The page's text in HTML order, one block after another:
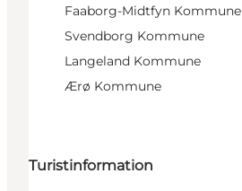
Faaborg-Midtfyn Kommune
Svendborg Kommune
Langeland Kommune
Ærø Kommune
Turistinformation